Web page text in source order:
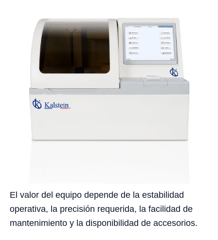
El valor del equipo depende de la estabilidad
operativa, la precisión requerida, la facilidad de
mantenimiento y la disponibilidad de accesorios.